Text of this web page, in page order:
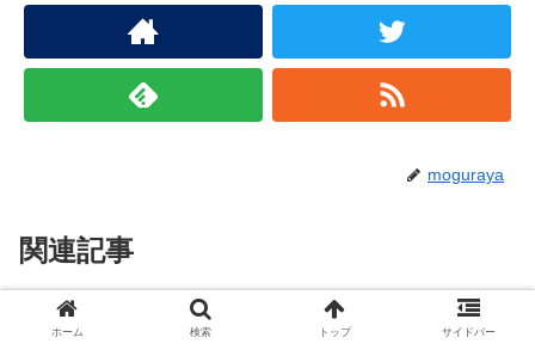
moguraya
関連記事
ゴルフコースガイド
(20)マウンテンビューゴルフクラ
ホーム 検索 トップ サイドバー